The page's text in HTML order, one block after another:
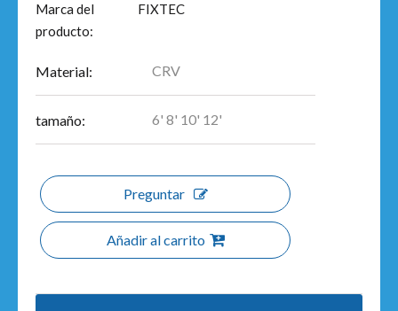
Marca del
producto:
FIXTEC
Material: CRV
tamaño: 6' 8' 10' 12'
Preguntar
Añadir al carrito